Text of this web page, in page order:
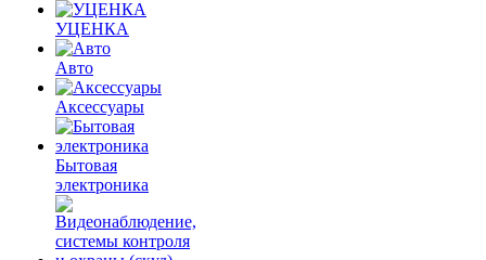
УЦЕНКА
Авто
Аксессуары
Бытовая
электроника